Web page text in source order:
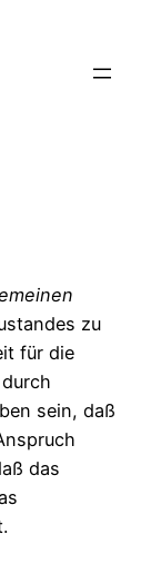
zu
für die
sein, daß
das